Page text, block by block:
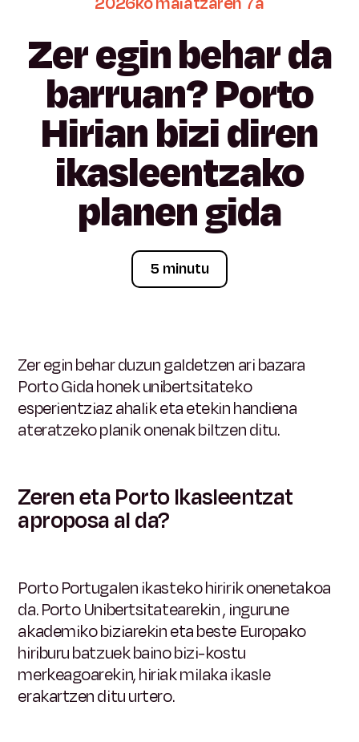
Zereginbeharda
barruan?Porto
Hirianbizidiren
ikasleentzako
planengida
5 minutu
Zer egin behar duzun galdetzen ari bazara
Porto Gida honek unibertsitateko
esperientziaz ahalik eta etekin handiena
ateratzeko planik onenak biltzen ditu.
Zeren eta Porto Ikasleentzat
aproposa al da?
Porto Portugalen ikasteko hiririk onenetakoa
da.Porto Unibertsitatearekin, ingurune
akademiko biziarekin eta beste Europako
hiriburu batzuek baino bizi-kostu
merkeagoarekin, hiriak milaka ikasle
erakartzen ditu urtero.